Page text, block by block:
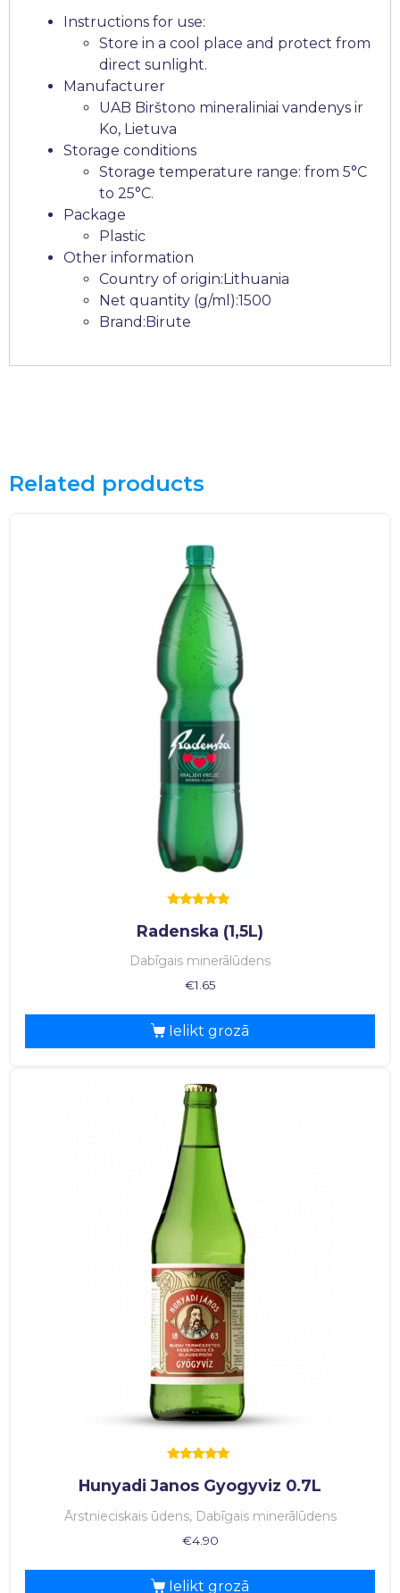
Instructions for use:
Store in a cool place and protect from
direct sunlight.
Manufacturer
UAB Birštono mineraliniai vandenys ir
Ko, Lietuva
Storage conditions
Storage temperature range: from 5°C
to 25°C.
Package
Plastic
Other information
Country of origin:Lithuania
Net quantity (g/ml):1500
Brand:Birute
Related products
5.00
out of 5
Radenska (1,5L)
Dabīgais minerālūdens
€1.65
Ielikt grozā
5.00
out of 5
Hunyadi Janos Gyogyviz 0.7L
Ārstnieciskais ūdens, Dabīgais minerālūdens
€4.90
Ielikt grozā